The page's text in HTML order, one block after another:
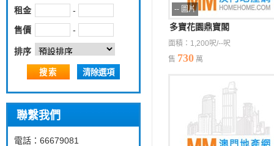
租金
-
售價
-
排序
搜索 清除選項
聯繫我們
電話： 66679081
多寶花園鼎寶閣
-- 圖片
面積：1,200呎/--呎
售 730 萬